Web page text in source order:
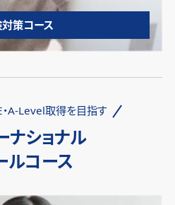
策コース
A-Level取得を目指す
ナショナル
ルコース